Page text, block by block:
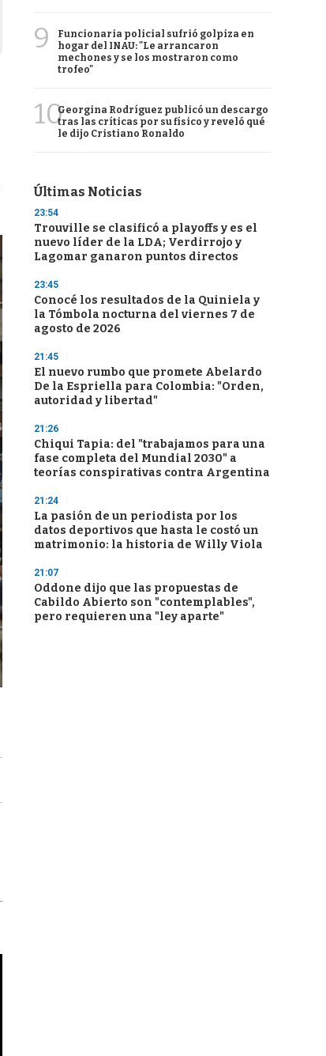
9
Funcionaria policial sufrió golpiza en
hogar del INAU: "Le arrancaron
mechones y se los mostraron como
trofeo"
10Georgina Rodríguez publicó un descargo
tras las críticas por su físico y reveló qué
le dijo Cristiano Ronaldo
Últimas Noticias
23:54
Trouville se clasificó a playoffs y es el
nuevo líder de la LDA; Verdirrojo y
Lagomar ganaron puntos directos
23:45
Conocé los resultados de la Quiniela y
la Tómbola nocturna del viernes 7 de
agosto de 2026
21:45
El nuevo rumbo que promete Abelardo
De la Espriella para Colombia: "Orden,
autoridad y libertad"
21:26
Chiqui Tapia: del "trabajamos para una
fase completa del Mundial 2030" a
teorías conspirativas contra Argentina
21:24
La pasión de un periodista por los
datos deportivos que hasta le costó un
matrimonio: la historia de Willy Viola
21:07
Oddone dijo que las propuestas de
Cabildo Abierto son "contemplables",
pero requieren una "ley aparte"